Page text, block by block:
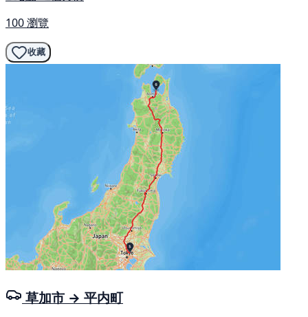
100 瀏覽
收藏
草加市 → 平内町